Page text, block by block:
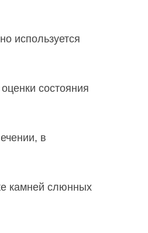
используется
состояния
в
камней слюнных